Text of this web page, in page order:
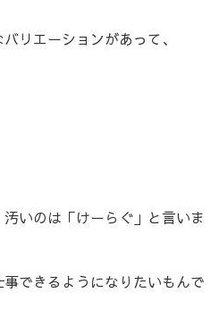
リエーションがあって、
いのは「けーらぐ」と言いま
できるようになりたいもんで